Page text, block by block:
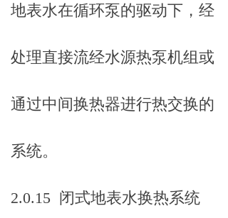
地表水在循环泵的驱动下，经
处理直接流经水源热泵机组或
通过中间换热器进行热交换的
系统。
2.0.15 闭式地表水换热系统